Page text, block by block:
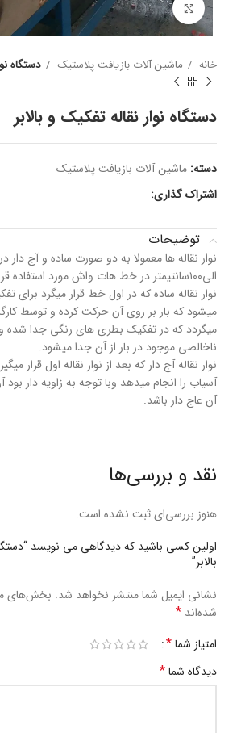
برای بزرگنمایی کلیک کنید
خانه ماشین آلات بازیافت پلاستیک دستگاه
دستگاه نوار نقاله تفکیک و بالابر
دسته: ماشین آلات بازیافت پلاستیک
اشتراک گذاری:
توضیحات
الی۱۰۰سانتیمتر در خط هات واش مورد استفاده قرار میگیرد.
نوار نقاله ساده که در اول خط قرار میگرد برای
میشود که بار بر روی آن حرکت کرده و توسط
میگردد که در تفکیک بطری های رنگی جدا شده
ناخالصی موجود در بار از آن جدا میشود.
نوار نقاله آج دار که بعد از نوار نقاله اول قرار
آسیاب را انجام میدهد وبا توجه به زاویه دار
آن عاج دار باشد.
نقد و بررسی‌ها
هنوز بررسی‌ای ثبت نشده است.
اولین کسی باشید که دیدگاهی می نویسد
بالابر”
نشانی ایمیل شما منتشر نخواهد شد. بخش‌های
شده‌اند *
امتیاز شما*
دیدگاه شما*